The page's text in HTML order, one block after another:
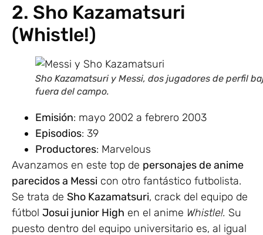
2. Sho Kazamatsuri
(Whistle!)
Sho Kazamatsuri y Messi, dos jugadores de perfil
fuera del campo.
Emisión: mayo 2002 a febrero 2003
Episodios: 39
Productores: Marvelous
Avanzamos en este top de personajes de anime
parecidos a Messi con otro fantástico futbolista.
Se trata de Sho Kazamatsuri, crack del equipo de
fútbol Josui junior High en el anime Whistle!. Su
puesto dentro del equipo universitario es, al igual